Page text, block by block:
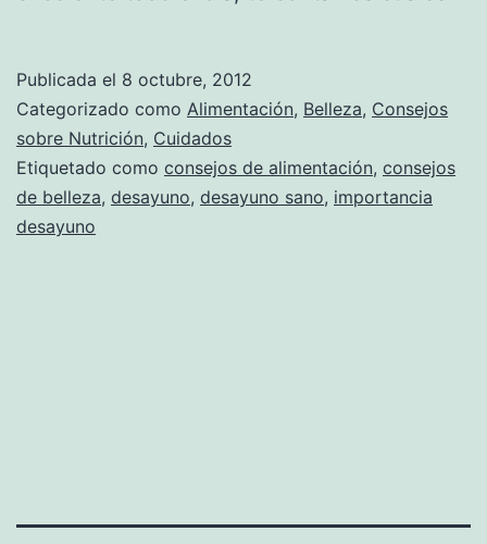
Publicada el 8 octubre, 2012
Categorizado como Alimentación, Belleza, Consejos
sobre Nutrición, Cuidados
Etiquetado como consejos de alimentación, consejos
de belleza, desayuno, desayuno sano, importancia
desayuno